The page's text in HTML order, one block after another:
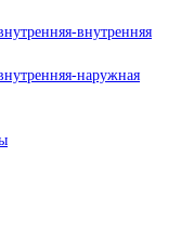
внутренняя
наружная